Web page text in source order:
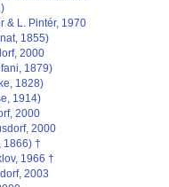
& L. Pintér, 1970
1855)
2000
1879)
1828)
1914)
2000
2000
1866) †
1966 †
2003